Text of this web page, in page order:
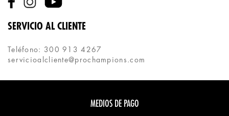
SERVICIO AL CLIENTE
Teléfono: 300 913 4267
servicioalcliente@prochampions.com
MEDIOS DE PAGO